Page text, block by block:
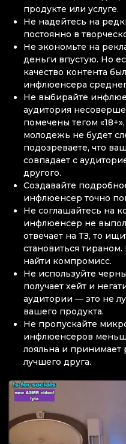
продукте или услуге.
Не надейтесь на
постоянно в
Не экономьте на
деньги впустую. Но
качество контента
инфлюенсера
Не выбирайте
аудитория
помечены тегом
молодежь не будет
подозреваете, что
совпадает с
другого.
Создавайте
инфлюенсер точно
Не соглашайтесь на
инфлюенсер не
отвечает на ТЗ, то
становиться
найти компромисс.
Не используйте
получает хейт и
аудитории — это не
вашего продукта.
Не пропускайте
инфлюенсеров
лояльна и
лучшего друга.